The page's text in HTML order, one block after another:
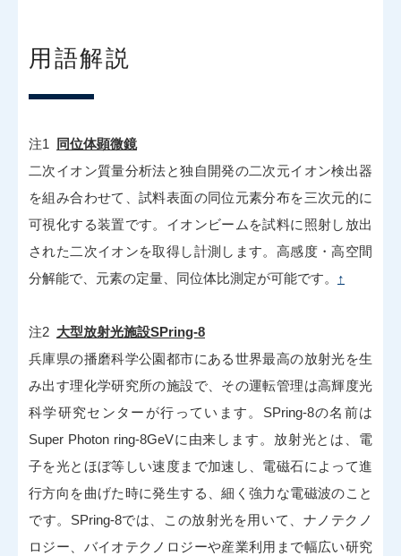
用語解説
注1
同位体顕微鏡
二次イオン質量分析法と独自開発の二次元イオン検出器
を組み合わせて、試料表面の同位元素分布を三次元的に
可視化する装置です。イオンビームを試料に照射し放出
された二次イオンを取得し計測します。高感度・高空間
分解能で、元素の定量、同位体比測定が可能です。
↑
注2 大型放射光施設SPring-8
兵庫県の播磨科学公園都市にある世界最高の放射光を生
み出す理化学研究所の施設で、その運転管理は高輝度光
科学研究センターが行っています。SPring-8の名前は
Super Photon ring-8GeVに由来します。放射光とは、電
子を光とほぼ等しい速度まで加速し、電磁石によって進
行方向を曲げた時に発生する、細く強力な電磁波のこと
です。SPring-8では、この放射光を用いて、ナノテクノ
ロジー、バイオテクノロジーや産業利用まで幅広い研究